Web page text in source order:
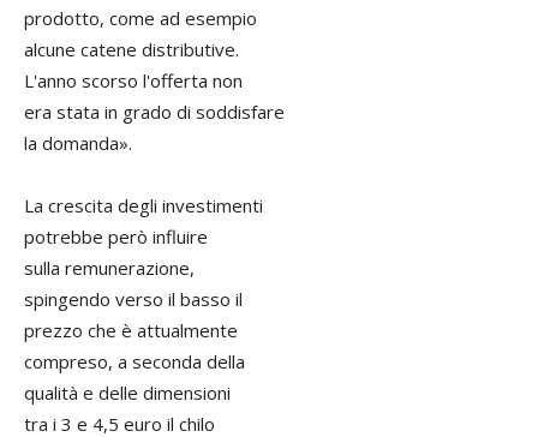
prodotto, come ad esempio
alcune catene distributive.
L'anno scorso l'offerta non
era stata in grado di soddisfare
la domanda».
La crescita degli investimenti
potrebbe però influire
sulla remunerazione,
spingendo verso il basso il
prezzo che è attualmente
compreso, a seconda della
qualità e delle dimensioni
tra i 3 e 4,5 euro il chilo